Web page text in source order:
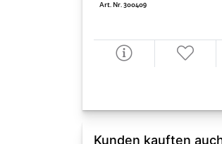
Art. Nr. 300409
Kunden kauften